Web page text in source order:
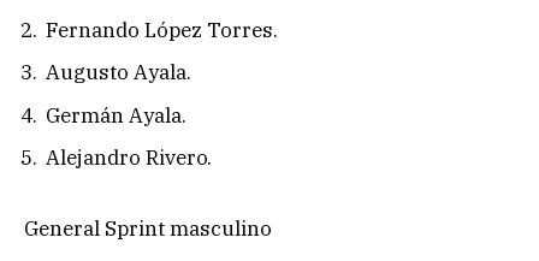
Fernando López Torres.
Augusto Ayala.
Germán Ayala.
Alejandro Rivero.
General Sprint masculino